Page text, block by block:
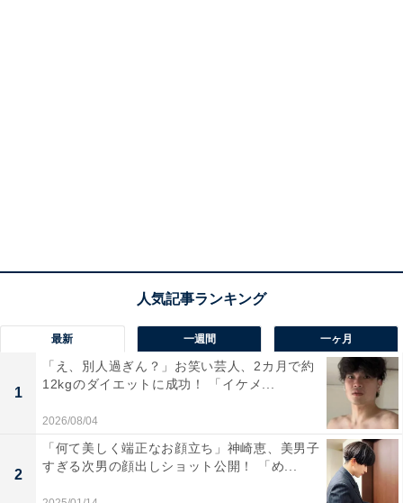
最新 一週間 一ヶ月
1
「え、別人過ぎん？」お笑い芸人、2カ月で約
12kgのダイエットに成功！ 「イケメ...
2026/08/04
2
「何て美しく端正なお顔立ち」神崎恵、美男子
すぎる次男の顔出しショット公開！ 「め...